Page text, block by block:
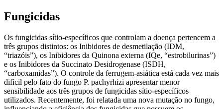
Fungicidas
Os fungicidas sítio-específicos que controlam a doença pertencem a
três grupos distintos: os Inibidores de desmetilação (IDM,
“triazóis”), os Inibidores da Quinona externa (IQe, “estrobilurinas”)
e os Inibidores da Succinato Desidrogenase (ISDH,
“carboxamidas”). O controle da ferrugem-asiática está cada vez mais
difícil pelo fato do fungo P. pachyrhizi apresentar menor
sensibilidade aos três grupos de fungicidas sítio-específicos
utilizados. Recentemente, foi relatada uma nova mutação no fungo,